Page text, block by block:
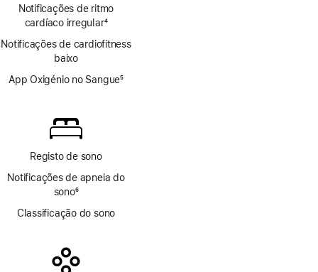
Notificações de ritmo
cardíaco irregular
de
4
Notificações de cardiofitness
baixo
App Oxigénio no Sangue5
Registo de sono
Notificações de apneia do
sono6
Classificação do sono